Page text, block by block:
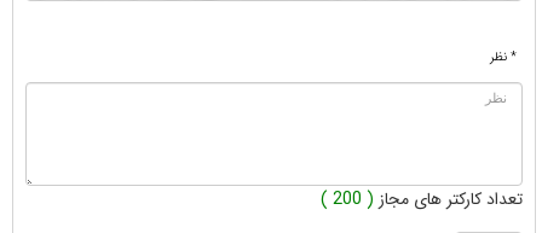
* نظر
تعداد کارکتر های مجاز ( 200 )